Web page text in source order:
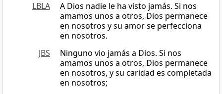
LBLA
A Dios nadie le ha visto jamás. Si nos
amamos unos a otros, Dios permanece
en nosotros y su amor se perfecciona
en nosotros.
JBS
Ninguno vio jamás a Dios. Si nos
amamos unos a otros, Dios permanece
en nosotros, y su caridad es completada
en nosotros;